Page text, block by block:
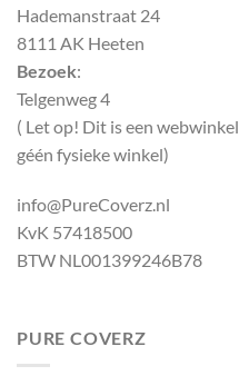
Hademanstraat 24
8111 AK Heeten
Bezoek:
Telgenweg 4
( Let op! Dit is een webwinkel,
géén fysieke winkel)
info@PureCoverz.nl
KvK 57418500
BTW NL001399246B78
PURE COVERZ